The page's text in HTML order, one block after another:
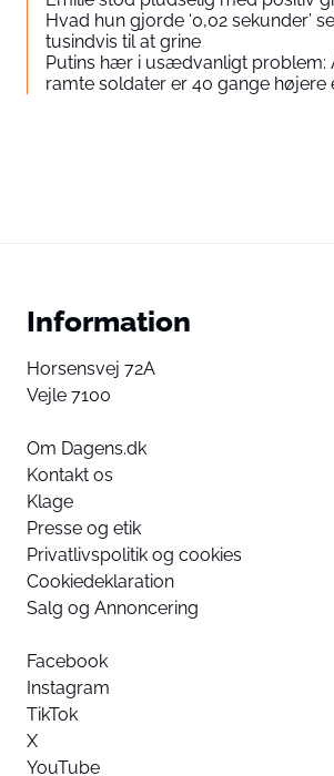
Hvad hun gjorde ‘0,02 sekunder’
tusindvis til at grine
Putins hær i usædvanligt problem:
ramte soldater er 40 gange højere
Information
Horsensvej 72A
Vejle 7100
Om Dagens.dk
Kontakt os
Klage
Presse og etik
Privatlivspolitik og cookies
Cookiedeklaration
Salg og Annoncering
Facebook
Instagram
TikTok
X
YouTube